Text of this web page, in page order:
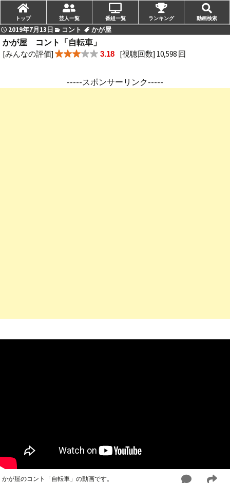
2019年7月13日 コント
かが屋
かが屋 コント「自転車」
[みんなの評価] 3.18 [視聴回数] 10,598 回
-----スポンサーリンク-----
かが屋のコント「自転車」の動画です。
トップ 芸人一覧 番組一覧 ランキング 動画検索